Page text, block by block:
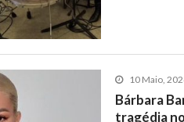
10 Maio,
Bárbara
tragédia